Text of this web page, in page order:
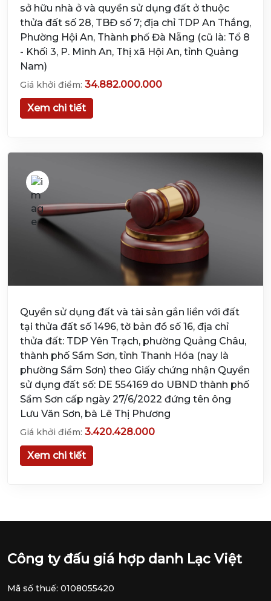
sở hữu nhà ở và quyền sử dụng đất ở thuộc
thửa đất số 28, TBĐ số 7; địa chỉ TDP An Thắng,
Phường Hội An, Thành phố Đà Nẵng (cũ là: Tổ 8
- Khối 3, P. Minh An, Thị xã Hội An, tỉnh Quảng
Nam)
Giá khởi điểm: 34.882.000.000
Xem chi tiết
Quyền sử dụng đất và tài sản gắn liền với đất
tại thửa đất số 1496, tờ bản đồ số 16, địa chỉ
thửa đất: TDP Yên Trạch, phường Quảng Châu,
thành phố Sầm Sơn, tỉnh Thanh Hóa (nay là
phường Sầm Sơn) theo Giấy chứng nhận Quyền
sử dụng đất số: DE 554169 do UBND thành phố
Sầm Sơn cấp ngày 27/6/2022 đứng tên ông
Lưu Văn Sơn, bà Lê Thị Phương
Giá khởi điểm: 3.420.428.000
Xem chi tiết
Công ty đấu giá hợp danh Lạc Việt
Mã số thuế: 0108055420